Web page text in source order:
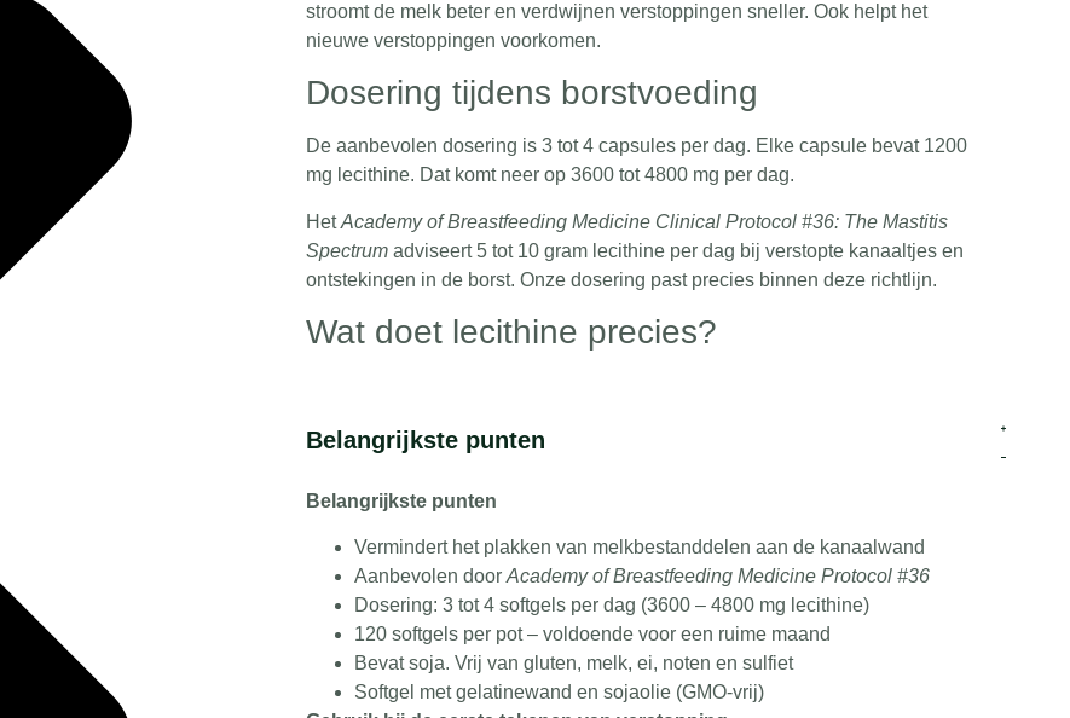
stroomt de melk beter en verdwijnen verstoppingen sneller. Ook helpt het
nieuwe verstoppingen voorkomen.
Dosering tijdens borstvoeding
De aanbevolen dosering is 3 tot 4 capsules per dag. Elke capsule bevat 1200
mg lecithine. Dat komt neer op 3600 tot 4800 mg per dag.
HetAcademy of Breastfeeding Medicine Clinical Protocol #36: The Mastitis
Spectrumadviseert 5 tot 10 gram lecithine per dag bij verstopte kanaaltjes en
ontstekingen in de borst. Onze dosering past precies binnen deze richtlijn.
Wat doet lecithine precies?
gemakkelijker door de melkkanalen stromen. Gebruik bij de eerste tekenen van
Pot met120 softgels. Bij 3 tot 4 stuks per dag is dat voldoende voor een ruime
maand.
Samenstelling per capsule
Belangrijkste punten
Belangrijkste punten
Vermindert het plakken van melkbestanddelen aan de kanaalwand
Aanbevolen door Academy of Breastfeeding Medicine Protocol #36
Dosering: 3 tot 4 softgels per dag (3600 – 4800 mg lecithine)
120 softgels per pot – voldoende voor een ruime maand
Bevat soja. Vrij van gluten, melk, ei, noten en sulfiet
Softgel met gelatinewand en sojaolie (GMO‑vrij)